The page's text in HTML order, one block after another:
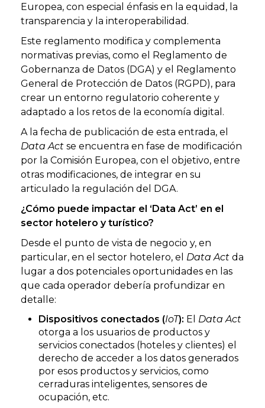
Europea, con especial énfasis en la equidad, la
transparencia y la interoperabilidad.
Este reglamento modifica y complementa
normativas previas, como el Reglamento de
Gobernanza de Datos (DGA) y el Reglamento
General de Protección de Datos (RGPD), para
crear un entorno regulatorio coherente y
adaptado a los retos de la economía digital.
A la fecha de publicación de esta entrada, el
Data Act se encuentra en fase de modificación
por la Comisión Europea, con el objetivo, entre
otras modificaciones, de integrar en su
articulado la regulación del DGA.
¿Cómo puede impactar el ‘Data Act’ en el
sector hotelero y turístico?
Desde el punto de vista de negocio y, en
particular, en el sector hotelero, el Data Act da
lugar a dos potenciales oportunidades en las
que cada operador debería profundizar en
detalle:
Dispositivos conectados (IoT): El Data Act
otorga a los usuarios de productos y
servicios conectados (hoteles y clientes) el
derecho de acceder a los datos generados
por esos productos y servicios, como
cerraduras inteligentes, sensores de
ocupación, etc.